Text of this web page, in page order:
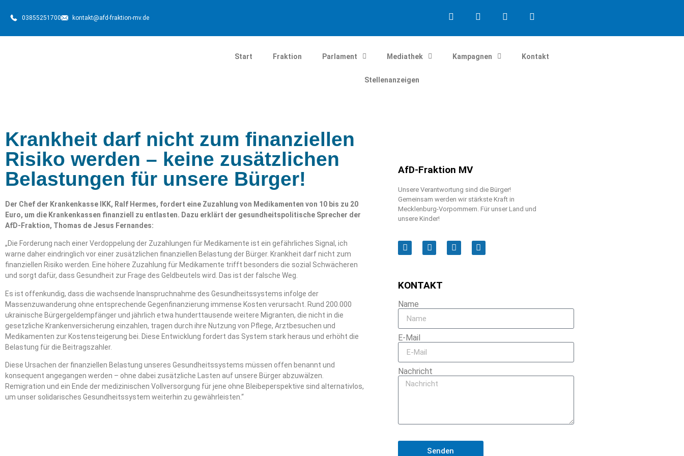
03855251700 kontakt@afd-fraktion-mv.de
Start Fraktion Parlament Mediathek Kampagnen Kontakt
Stellenanzeigen
Krankheit darf nicht zum finanziellen
Risiko werden – keine zusätzlichen
Belastungen für unsere Bürger!
Der Chef der Krankenkasse IKK, Ralf Hermes, fordert eine Zuzahlung von Medikamenten von 10 bis zu 20
Euro, um die Krankenkassen finanziell zu entlasten. Dazu erklärt der gesundheitspolitische Sprecher der
AfD-Fraktion, Thomas de Jesus Fernandes:
„Die Forderung nach einer Verdoppelung der Zuzahlungen für Medikamente ist ein gefährliches Signal, ich
warne daher eindringlich vor einer zusätzlichen finanziellen Belastung der Bürger. Krankheit darf nicht zum
finanziellen Risiko werden. Eine höhere Zuzahlung für Medikamente trifft besonders die sozial Schwächeren
und sorgt dafür, dass Gesundheit zur Frage des Geldbeutels wird. Das ist der falsche Weg.
Es ist offenkundig, dass die wachsende Inanspruchnahme des Gesundheitssystems infolge der
Massenzuwanderung ohne entsprechende Gegenfinanzierung immense Kosten verursacht. Rund 200.000
ukrainische Bürgergeldempfänger und jährlich etwa hunderttausende weitere Migranten, die nicht in die
gesetzliche Krankenversicherung einzahlen, tragen durch ihre Nutzung von Pflege, Arztbesuchen und
Medikamenten zur Kostensteigerung bei. Diese Entwicklung fordert das System stark heraus und erhöht die
Belastung für die Beitragszahler.
Diese Ursachen der finanziellen Belastung unseres Gesundheitssystems müssen offen benannt und
konsequent angegangen werden – ohne dabei zusätzliche Lasten auf unsere Bürger abzuwälzen.
Remigration und ein Ende der medizinischen Vollversorgung für jene ohne Bleibeperspektive sind alternativlos,
um unser solidarisches Gesundheitssystem weiterhin zu gewährleisten.“
AfD-Fraktion MV
Unsere Verantwortung sind die Bürger!
Gemeinsam werden wir stärkste Kraft in
Mecklenburg-Vorpommern. Für unser Land und
unsere Kinder!
KONTAKT
Name
E-Mail
Nachricht
Senden